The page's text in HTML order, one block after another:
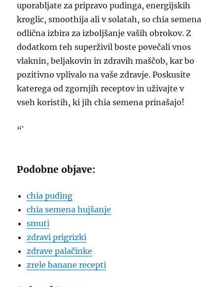
uporabljate za pripravo pudinga, energijskih
kroglic, smoothija ali v solatah, so chia semena
odlična izbira za izboljšanje vaših obrokov. Z
dodatkom teh superživil boste povečali vnos
vlaknin, beljakovin in zdravih maščob, kar bo
pozitivno vplivalo na vaše zdravje. Poskusite
katerega od zgornjih receptov in uživajte v
vseh koristih, ki jih chia semena prinašajo!
“`
Podobne objave:
chia puding
chia semena hujšanje
smuti
zdravi prigrizki
zdrave palačinke
zrele banane recepti